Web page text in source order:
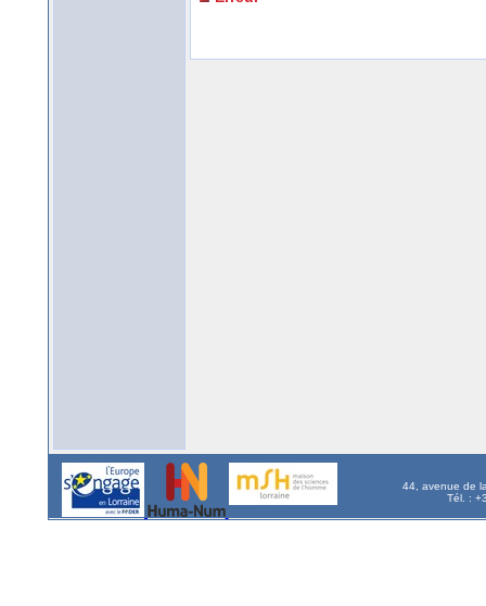
44, avenue de
Tél. :